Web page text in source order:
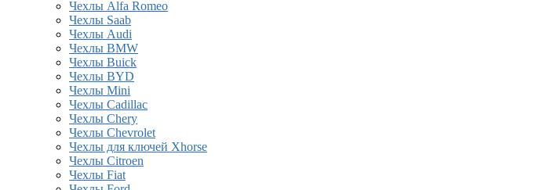
Чехлы Alfa Romeo
Чехлы Saab
Чехлы Audi
Чехлы BMW
Чехлы Buick
Чехлы BYD
Чехлы Mini
Чехлы Cadillac
Чехлы Chery
Чехлы Chevrolet
Чехлы для ключей Xhorse
Чехлы Citroen
Чехлы Fiat